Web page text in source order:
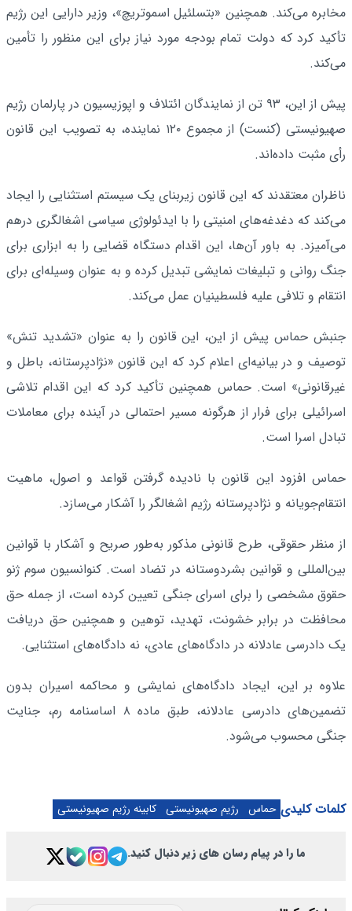
مخابره می‌کند. همچنین «بتسلئیل اسموتریچ»، وزیر دارایی این رژیم
تأکید کرد که دولت تمام بودجه مورد نیاز برای این منظور را تأمین
می‌کند.
پیش از این، ۹۳ تن از نمایندگان ائتلاف و اپوزیسیون در پارلمان رژیم
صهیونیستی (کنست) از مجموع ۱۲۰ نماینده، به تصویب این قانون
رأی مثبت داده‌اند.
ناظران معتقدند که این قانون زیربنای یک سیستم استثنایی را ایجاد
می‌کند که دغدغه‌های امنیتی را با ایدئولوژی سیاسی اشغالگری درهم
می‌آمیزد. به باور آن‌ها، این اقدام دستگاه قضایی را به ابزاری برای
جنگ روانی و تبلیغات نمایشی تبدیل کرده و به عنوان وسیله‌ای برای
انتقام‌ و تلافی‌ علیه فلسطینیان عمل می‌کند.
جنبش حماس پیش از این، این قانون را به عنوان «تشدید تنش»
توصیف و در بیانیه‌ای اعلام کرد که این قانون «نژادپرستانه، باطل و
غیرقانونی» است. حماس همچنین تأکید کرد که این اقدام تلاشی
اسرائیلی برای فرار از هرگونه مسیر احتمالی در آینده برای معاملات
تبادل اسرا است.
حماس افزود این قانون با نادیده گرفتن قواعد و اصول، ماهیت
انتقام‌جویانه و نژادپرستانه رژیم اشغالگر را آشکار می‌سازد.
از منظر حقوقی، طرح قانونی مذکور به‌طور صریح و آشکار با قوانین
بین‌المللی و قوانین بشردوستانه در تضاد است. کنوانسیون سوم ژنو
حقوق مشخصی را برای اسرای جنگی تعیین کرده است، از جمله حق
محافظت در برابر خشونت، تهدید، توهین و همچنین حق دریافت
یک دادرسی عادلانه در دادگاه‌های عادی، نه دادگاه‌های استثنایی.
علاوه بر این، ایجاد دادگاه‌های نمایشی و محاکمه اسیران بدون
تضمین‌های دادرسی عادلانه، طبق ماده ۸ اساسنامه رم، جنایت
جنگی محسوب می‌شود.
کلمات کلیدی حماس رژیم صهیونیستی کابینه رژیم صهیونیستی
ما را در پیام رسان های زیر دنبال کنید.